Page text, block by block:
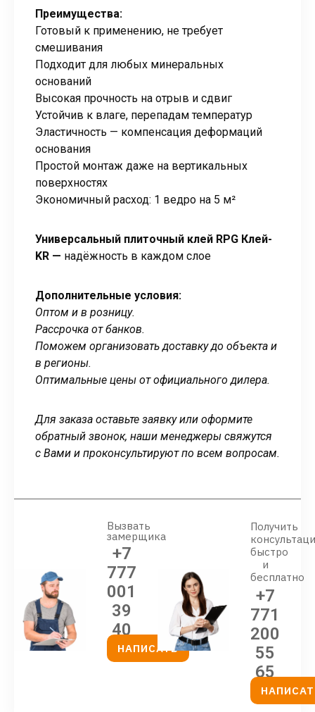
Преимущества:
Готовый к применению, не требует
смешивания
Подходит для любых минеральных
оснований
Высокая прочность на отрыв и сдвиг
Устойчив к влаге, перепадам температур
Эластичность — компенсация деформаций
основания
Простой монтаж даже на вертикальных
поверхностях
Экономичный расход: 1 ведро на 5 м²
Универсальный плиточный клей RPG Клей-
KR — надёжность в каждом слое
Дополнительные условия:
Оптом и в розницу.
Рассрочка от банков.
Поможем организовать доставку до объекта и
в регионы.
Оптимальные цены от официального дилера.
Для заказа оставьте заявку или оформите
обратный звонок, наши менеджеры свяжутся
с Вами и проконсультируют по всем вопросам.
Вызвать
замерщика
+7
777
001
39
40
НАПИСАТЬ
Получить
быстро
и
бесплатно
+7
771
200
55
65